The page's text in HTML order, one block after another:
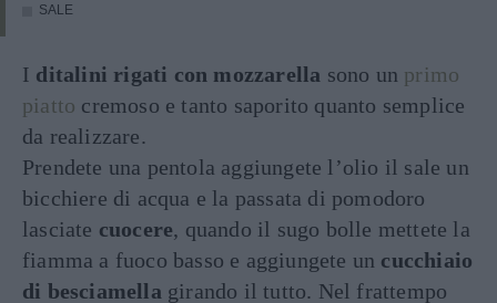
SALE
I ditalini rigati con mozzarella sono un primo
piatto cremoso e tanto saporito quanto semplice
da realizzare.
Prendete una pentola aggiungete l’olio il sale un
bicchiere di acqua e la passata di pomodoro
lasciate cuocere, quando il sugo bolle mettete la
fiamma a fuoco basso e aggiungete un cucchiaio
di besciamella girando il tutto. Nel frattempo